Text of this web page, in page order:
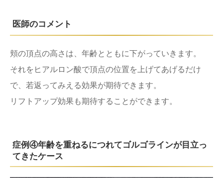
医師のコメント
頬の頂点の高さは、年齢とともに下がっていきます。
それをヒアルロン酸で頂点の位置を上げてあげるだけ
で、若返ってみえる効果が期待できます。
リフトアップ効果も期待することができます。
症例④年齢を重ねるにつれてゴルゴラインが目立っ
てきたケース